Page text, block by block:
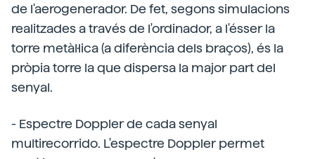
de l'aerogenerador. De fet, segons simulacions
realitzades a través de l'ordinador, a l'ésser la
torre metàl·lica (a diferència dels braços), és la
pròpia torre la que dispersa la major part del
senyal.
- Espectre Doppler de cada senyal
multirecorrido. L'espectre Doppler permet